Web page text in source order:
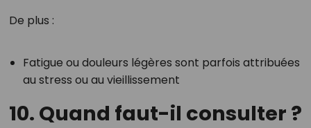
De plus :
Fatigue ou douleurs légères sont parfois attribuées
au stress ou au vieillissement
10. Quand faut-il consulter ?